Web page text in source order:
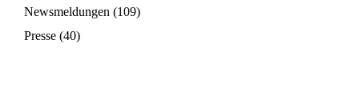
Newsmeldungen (109)
Presse (40)